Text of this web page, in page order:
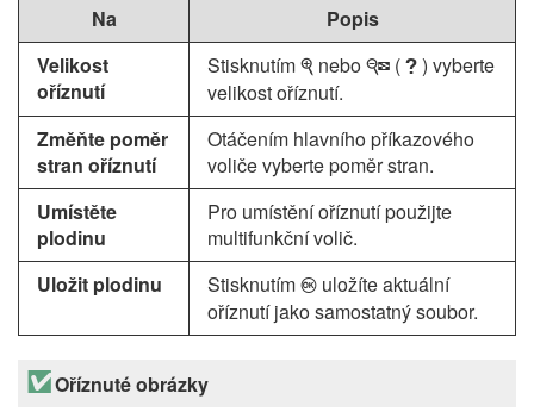
Na
Popis
Velikost
oříznutí
Stisknutím X nebo W ( Q ) vyberte
velikost oříznutí.
Změňte poměr
stran oříznutí
Otáčením hlavního příkazového
voliče vyberte poměr stran.
Umístěte
plodinu
Pro umístění oříznutí použijte
multifunkční volič.
Uložit plodinu
Stisknutím J uložíte aktuální
oříznutí jako samostatný soubor.
Oříznuté obrázky